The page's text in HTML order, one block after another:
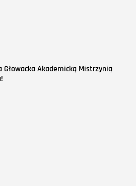
Głowacka Akademicką Mistrzynią